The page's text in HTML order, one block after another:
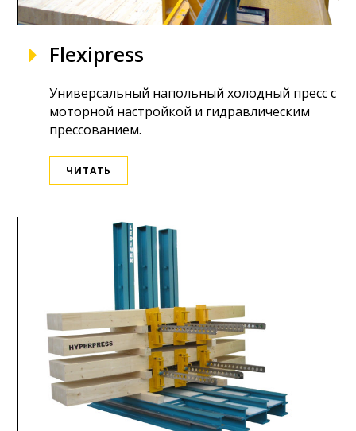
Flexipress
Универсальный напольный холодный пресс с
моторной настройкой и гидравлическим
прессованием.
ЧИТАТЬ